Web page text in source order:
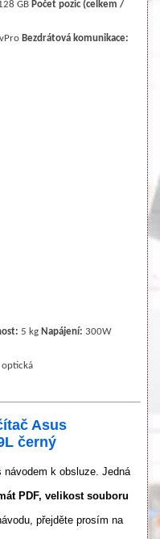
GB Počet pozic (celkem /
Bezdrátová komunikace:
5 kg Napájení: 300W
optická
Asus
černý
návodem k obsluze. Jedná
PDF, velikost souboru
přejděte prosím na